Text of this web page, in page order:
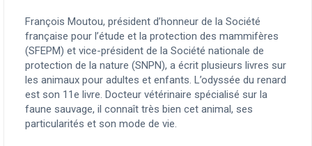
François Moutou, président d’honneur de la Société
française pour l’étude et la protection des mammifères
(SFEPM) et vice-président de la Société nationale de
protection de la nature (SNPN), a écrit plusieurs livres sur
les animaux pour adultes et enfants. L’odyssée du renard
est son 11e livre. Docteur vétérinaire spécialisé sur la
faune sauvage, il connaît très bien cet animal, ses
particularités et son mode de vie.